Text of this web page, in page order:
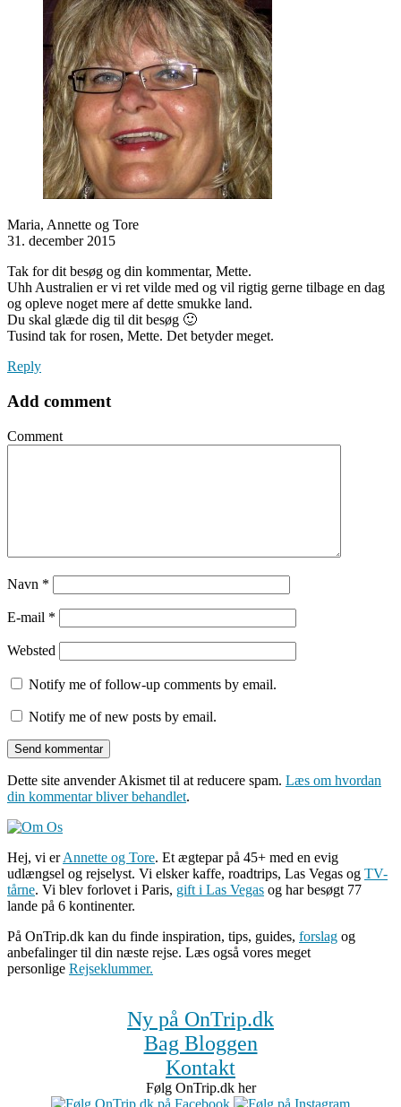
Maria, Annette og Tore
31. december 2015
Tak for dit besøg og din kommentar, Mette.
Uhh Australien er vi ret vilde med og vil rigtig gerne tilbage en dag
og opleve noget mere af dette smukke land.
Du skal glæde dig til dit besøg 🙂
Tusind tak for rosen, Mette. Det betyder meget.
Reply
Add comment
Comment
Navn *
E-mail *
Websted
Notify me of follow-up comments by email.
Notify me of new posts by email.
Dette site anvender Akismet til at reducere spam. Læs om hvordan
din kommentar bliver behandlet.
Hej, vi erAnnette og Tore. Et ægtepar på 45+ med en evig
udlængsel og rejselyst. Vi elsker kaffe, roadtrips, Las Vegas og TV-
tårne. Vi blev forlovet i Paris, gift i Las Vegas og har besøgt 77
lande på 6 kontinenter.
På OnTrip.dk kan du finde inspiration, tips, guides, forslag og
anbefalinger til din næste rejse. Læs også vores meget
personlige Rejseklummer.
Ny på OnTrip.dk
Bag Bloggen
Kontakt
Følg OnTrip.dk her